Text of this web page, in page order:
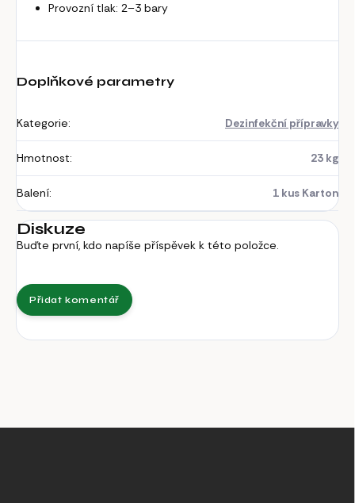
Provozní tlak: 2–3 bary
Doplňkové parametry
Kategorie: Dezinfekční přípravky
Hmotnost: 23 kg
Balení: 1 kus Karton
Diskuze
Buďte první, kdo napíše příspěvek k této položce.
Přidat komentář